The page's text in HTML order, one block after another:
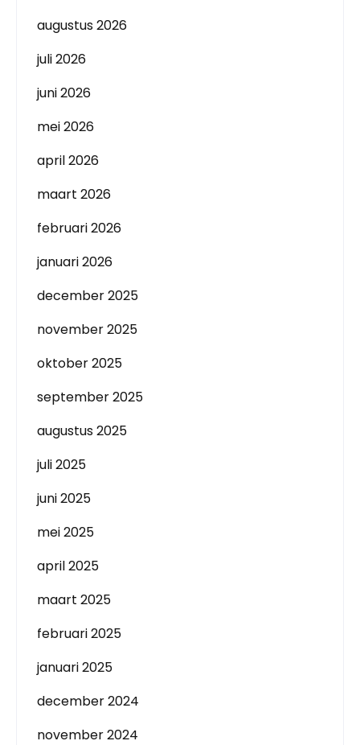
augustus 2026
juli 2026
juni 2026
mei 2026
april 2026
maart 2026
februari 2026
januari 2026
december 2025
november 2025
oktober 2025
september 2025
augustus 2025
juli 2025
juni 2025
mei 2025
april 2025
maart 2025
februari 2025
januari 2025
december 2024
november 2024